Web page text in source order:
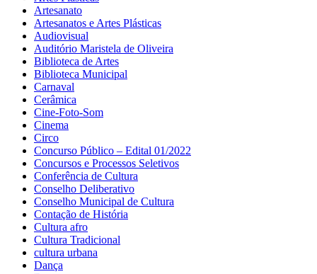
Artesanato
Artesanatos e Artes Plásticas
Audiovisual
Auditório Maristela de Oliveira
Biblioteca de Artes
Biblioteca Municipal
Carnaval
Cerâmica
Cine-Foto-Som
Cinema
Circo
Concurso Público – Edital 01/2022
Concursos e Processos Seletivos
Conferência de Cultura
Conselho Deliberativo
Conselho Municipal de Cultura
Contação de História
Cultura afro
Cultura Tradicional
cultura urbana
Dança